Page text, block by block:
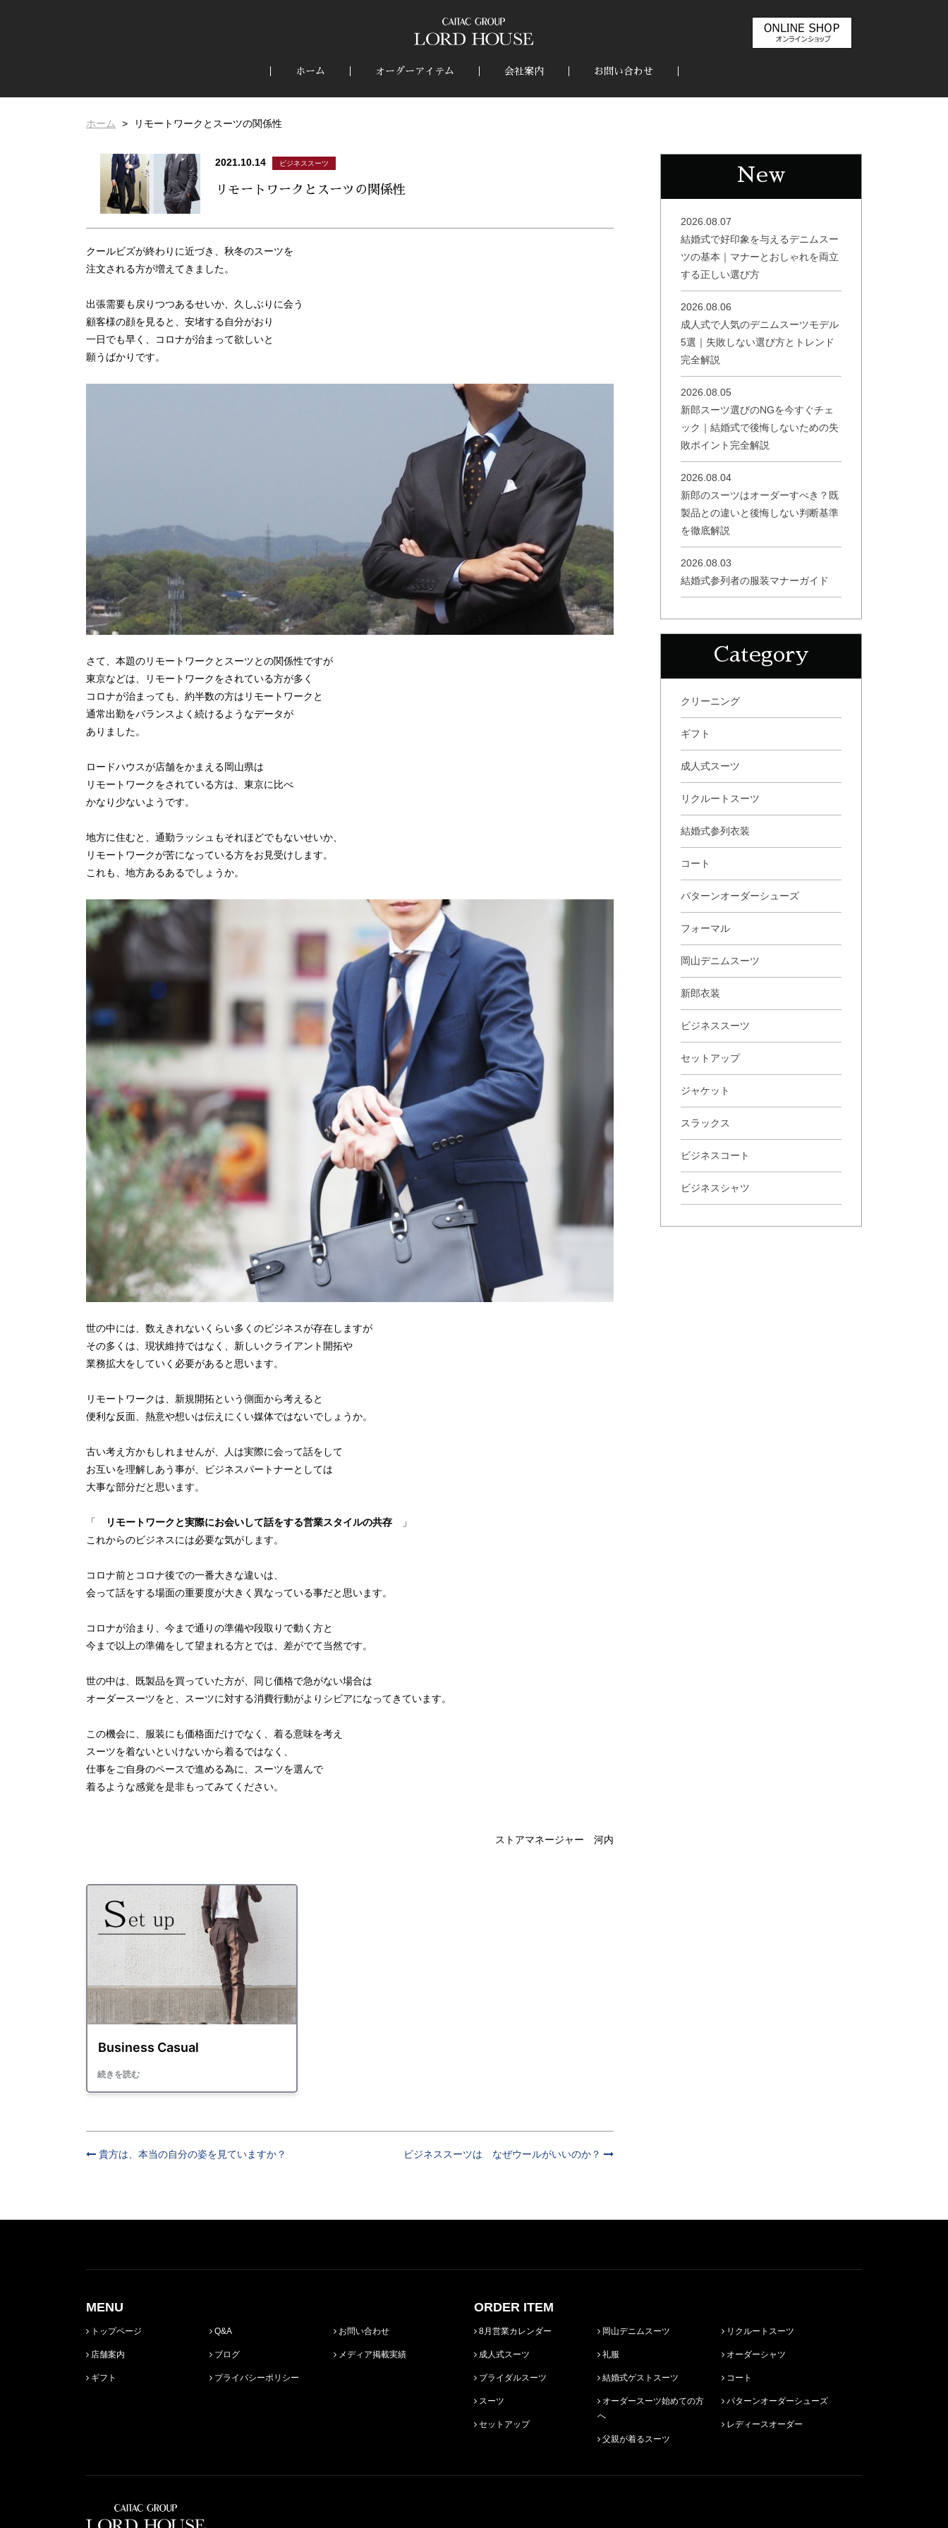
ホーム オーダーアイテム 会社案内 お問い合わせ
ホーム リモートワークとスーツの関係性
2021.10.14 ビジネススーツ
リモートワークとスーツの関係性
クールビズが終わりに近づき、秋冬のスーツを
注文される方が増えてきました。
出張需要も戻りつつあるせいか、久しぶりに会う
顧客様の顔を見ると、安堵する自分がおり
一日でも早く、コロナが治まって欲しいと
願うばかりです。
さて、本題のリモートワークとスーツとの関係性ですが
東京などは、リモートワークをされている方が多く
コロナが治まっても、約半数の方はリモートワークと
通常出勤をバランスよく続けるようなデータが
ありました。
ロードハウスが店舗をかまえる岡山県は
リモートワークをされている方は、東京に比べ
かなり少ないようです。
地方に住むと、通勤ラッシュもそれほどでもないせいか、
リモートワークが苦になっている方をお見受けします。
これも、地方あるあるでしょうか。
世の中には、数えきれないくらい多くのビジネスが存在しますが
その多くは、現状維持ではなく、新しいクライアント開拓や
業務拡大をしていく必要があると思います。
リモートワークは、新規開拓という側面から考えると
便利な反面、熱意や想いは伝えにくい媒体ではないでしょうか。
古い考え方かもしれませんが、人は実際に会って話をして
お互いを理解しあう事が、ビジネスパートナーとしては
大事な部分だと思います。
「 リモートワークと実際にお会いして話をする営業スタイルの共存
」
これからのビジネスには必要な気がします。
コロナ前とコロナ後での一番大きな違いは、
会って話をする場面の重要度が大きく異なっている事だと思います。
コロナが治まり、今まで通りの準備や段取りで動く方と
今まで以上の準備をして望まれる方とでは、差がでて当然です。
世の中は、既製品を買っていた方が、同じ価格で急がない場合は
オーダースーツをと、スーツに対する消費行動がよりシビアになってきています。
この機会に、服装にも価格面だけでなく、着る意味を考え
スーツを着ないといけないから着るではなく、
仕事をご自身のペースで進める為に、スーツを選んで
着るような感覚を是非もってみてください。
ストアマネージャー 河内
貴方は、本当の自分の姿を見ていますか？ ビジネススーツは なぜウールがいいのか？
New
2026.08.07
結婚式で好印象を与えるデニムスー
ツの基本｜マナーとおしゃれを両立
する正しい選び方
2026.08.06
成人式で人気のデニムスーツモデル
5選｜失敗しない選び方とトレンド
完全解説
2026.08.05
新郎スーツ選びのNGを今すぐチェ
ック｜結婚式で後悔しないための失
敗ポイント完全解説
2026.08.04
新郎のスーツはオーダーすべき？既
製品との違いと後悔しない判断基準
を徹底解説
2026.08.03
結婚式参列者の服装マナーガイド
Category
クリーニング
ギフト
成人式スーツ
リクルートスーツ
結婚式参列衣装
コート
パターンオーダーシューズ
フォーマル
岡山デニムスーツ
新郎衣装
ビジネススーツ
セットアップ
ジャケット
スラックス
ビジネスコート
ビジネスシャツ
MENU
トップページ
店舗案内
ギフト
Q&A
ブログ
プライバシーポリシー
お問い合わせ
メディア掲載実績
ORDER ITEM
8月営業カレンダー
成人式スーツ
ブライダルスーツ
スーツ
セットアップ
岡山デニムスーツ
礼服
結婚式ゲストスーツ
へ
父親が着るスーツ
リクルートスーツ
オーダーシャツ
コート
パターンオーダーシューズ
レディースオーダー